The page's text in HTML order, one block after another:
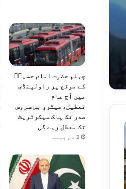
چہلم حضرت امام حسینؓ
کے موقع پر راولپنڈی
میں آج عام
تعطیل،میٹرو بس سروس
صدر تک پاک سیکرٹریٹ
تک معطل رہے گی
2 دن پہلے